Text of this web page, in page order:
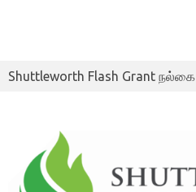
Shuttleworth Flash Grant நல்கை